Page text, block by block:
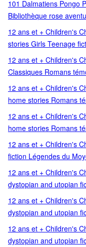
101 Dalmatiens Pongo
Bibliothèque rose
Aventure animale
contre la méchanceté
12 ans et + Children's
stories Girls Teenage
12 ans et + Children's
Classiques Romans
fiction
12 ans et + Children's
home stories Romans
and home stories
12 ans et + Children's
home stories Romans
and home stories
and true stories
12 ans et + Children's
fiction Légendes du
fiction: Historical fiction
12 ans et + Children's
dystopian and utopian
fiction: Speculative
12 ans et + Children's
dystopian and utopian
Speculative
12 ans et + Children's
dystopian and utopian